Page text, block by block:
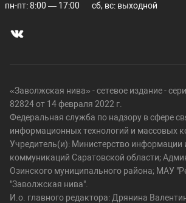
пн-пт: 8:00 — 17:00 сб, вс: выходной
«Заволжская нива» - сетевое издание -
82824 от 14 февраля 2022 г.
Федеральная служба по надзору в сфере
информационных технологий и массовых
Учредитель(и): Министерство информации
коммуникаций Саратовской области;
Озинского муниципального района; МАУ
"Заволжская нива".
И.о. главного редактора: Дрянина